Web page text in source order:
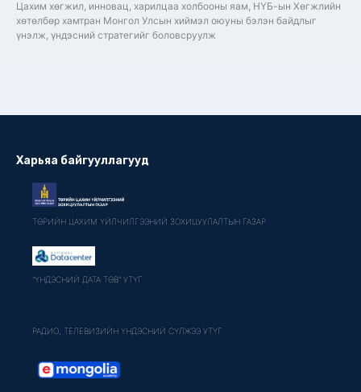
Цахим хөгжил, инновац, харилцаа холбооны яам, НҮБ-ын Хөгжлийн
хөтөлбөр хамтран Монгол Улсын хиймэл оюуны бэлэн байдлыг
үнэлж, үндэсний стратегийг боловсруулж
Харьяа байгууллагууд
ТӨРИЙН ЦАХИМ ҮЙЛЧИЛГЭЭНИЙ ЗОХИЦУУЛАЛТЫН ГАЗАР
"ҮНДЭСНИЙ ДАТА ТӨВ" УТҮГ
РАДИО, ТЕЛЕВИЗИЙН ҮНДЭСНИЙ СҮЛЖЭЭ УТҮГ